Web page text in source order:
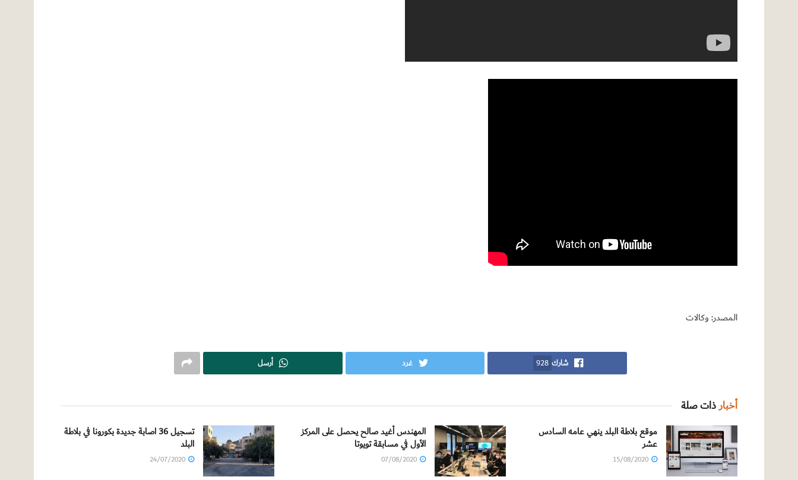
المصدر: وكالات
شارك 928 غرد أرسل
ذات صلةأخبار
موقع بلاطة البلد ينهي عامه السادس
عشر
المهندس أغيد صالح يحصل على المركز
الأول في مسابقة تويوتا
تسجيل 36 اصابة جديدة بكورونا في بلاطة
البلد